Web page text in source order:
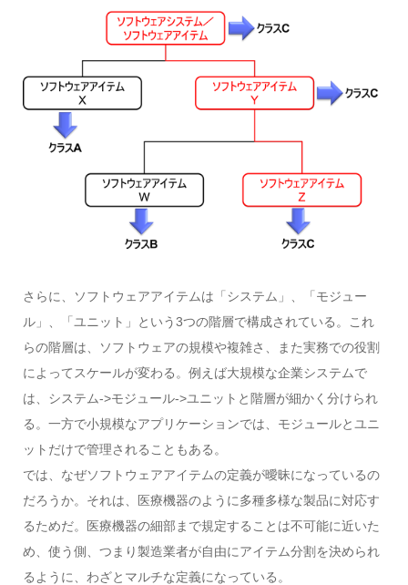
さらに、ソフトウェアアイテムは「システム」、「モジュー
ル」、「ユニット」という3つの階層で構成されている。これ
らの階層は、ソフトウェアの規模や複雑さ、また実務での役割
によってスケールが変わる。例えば大規模な企業システムで
は、システム->モジュール->ユニットと階層が細かく分けられ
る。一方で小規模なアプリケーションでは、モジュールとユニ
ットだけで管理されることもある。
では、なぜソフトウェアアイテムの定義が曖昧になっているの
だろうか。それは、医療機器のように多種多様な製品に対応す
るためだ。医療機器の細部まで規定することは不可能に近いた
め、使う側、つまり製造業者が自由にアイテム分割を決められ
るように、わざとマルチな定義になっている。